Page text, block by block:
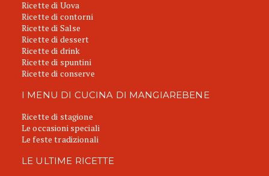
Ricette di Uova
Ricette di contorni
Ricette di Salse
Ricette di dessert
Ricette di drink
Ricette di spuntini
Ricette di conserve
I MENU DI CUCINA DI MANGIAREBENE
Ricette di stagione
Le occasioni speciali
Le feste tradizionali
LE ULTIME RICETTE